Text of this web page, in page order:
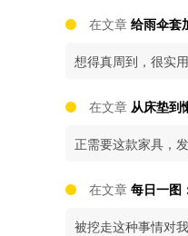
在文章 给雨伞套
想得真周到，很实用
在文章 从床垫到
正需要这款家具，
在文章 每日一图
被挖走这种事情对